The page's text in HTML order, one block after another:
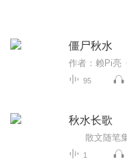
僵尸秋水
95
秋水长歌
1